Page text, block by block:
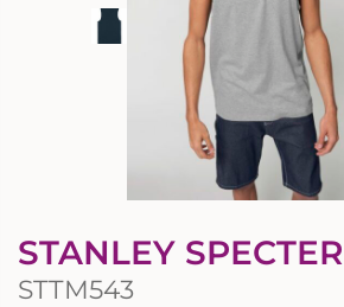
STANLEY SPECTER
STTM543